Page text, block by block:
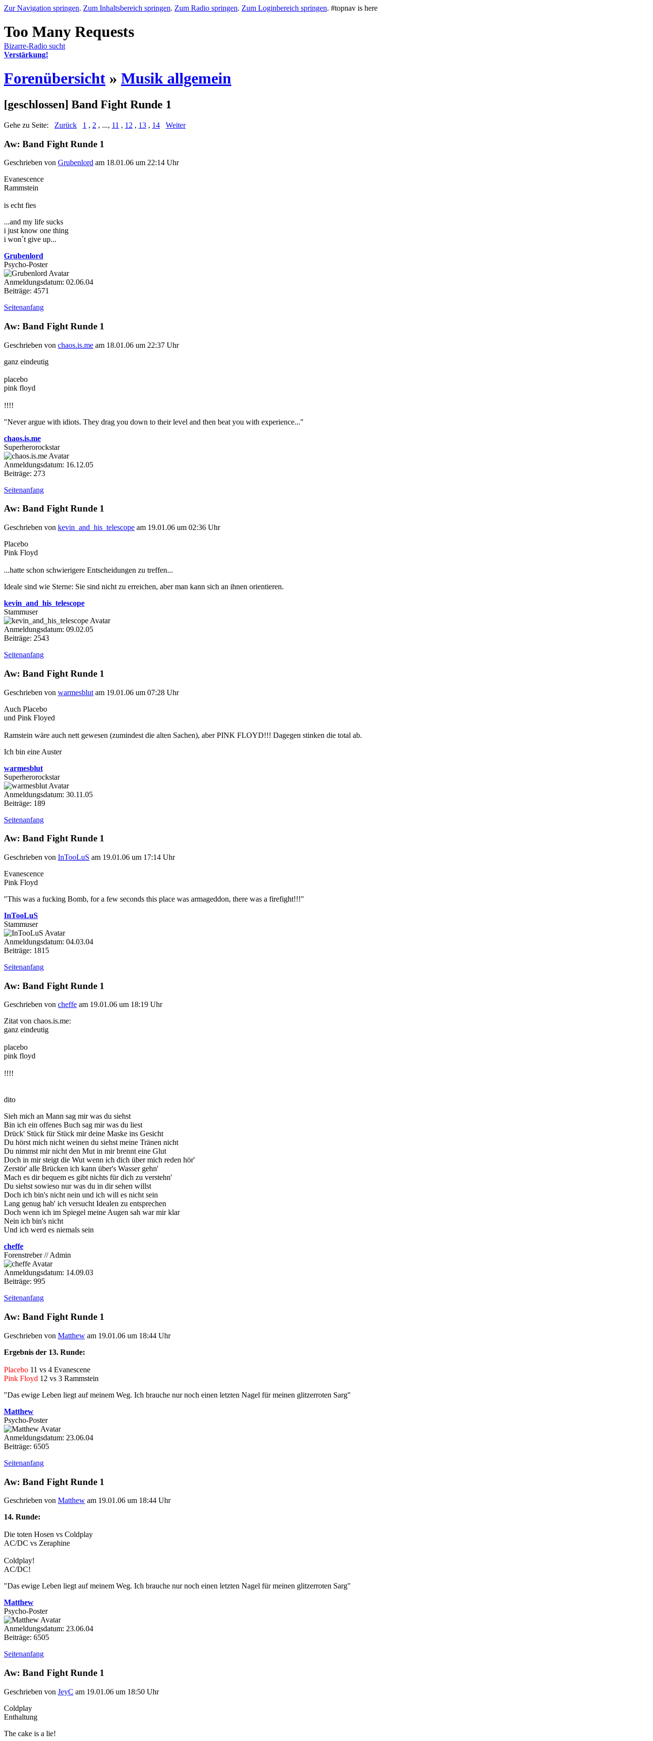
Zur Navigation springen. Zum Inhaltsbereich springen. Zum Radio springen. Zum Loginbereich springen. #topnav is here
Bizarre-Radio sucht
Verstärkung!
Forenübersicht » Musik allgemein
[geschlossen] Band Fight Runde 1
Gehe zu Seite: Zurück 1 , 2 , ..., 11 , 12 , 13 , 14 Weiter
Aw: Band Fight Runde 1
Geschrieben von Grubenlord am 18.01.06 um 22:14 Uhr
Evanescence
Rammstein
is echt fies
...and my life sucks
i just know one thing
i won´t give up...
Grubenlord
Psycho-Poster
Anmeldungsdatum: 02.06.04
Beiträge: 4571
Seitenanfang
Aw: Band Fight Runde 1
Geschrieben von chaos.is.me am 18.01.06 um 22:37 Uhr
ganz eindeutig
placebo
pink floyd
!!!!
"Never argue with idiots. They drag you down to their level and then beat you with experience..."
chaos.is.me
Superherorockstar
Anmeldungsdatum: 16.12.05
Beiträge: 273
Seitenanfang
Aw: Band Fight Runde 1
Geschrieben von kevin_and_his_telescope am 19.01.06 um 02:36 Uhr
Placebo
Pink Floyd
...hatte schon schwierigere Entscheidungen zu treffen...
Ideale sind wie Sterne: Sie sind nicht zu erreichen, aber man kann sich an ihnen orientieren.
kevin_and_his_telescope
Stammuser
Anmeldungsdatum: 09.02.05
Beiträge: 2543
Seitenanfang
Aw: Band Fight Runde 1
Geschrieben von warmesblut am 19.01.06 um 07:28 Uhr
Auch Placebo
und Pink Floyed
Ramstein wäre auch nett gewesen (zumindest die alten Sachen), aber PINK FLOYD!!! Dagegen stinken die total ab.
Ich bin eine Auster
warmesblut
Superherorockstar
Anmeldungsdatum: 30.11.05
Beiträge: 189
Seitenanfang
Aw: Band Fight Runde 1
Geschrieben von InTooLuS am 19.01.06 um 17:14 Uhr
Evanescence
Pink Floyd
"This was a fucking Bomb, for a few seconds this place was armageddon, there was a firefight!!!"
InTooLuS
Stammuser
Anmeldungsdatum: 04.03.04
Beiträge: 1815
Seitenanfang
Aw: Band Fight Runde 1
Geschrieben von cheffe am 19.01.06 um 18:19 Uhr
Zitat von chaos.is.me:
ganz eindeutig
placebo
pink floyd
!!!!
dito
Sieh mich an Mann sag mir was du siehst
Bin ich ein offenes Buch sag mir was du liest
Drück' Stück für Stück mir deine Maske ins Gesicht
Du hörst mich nicht weinen du siehst meine Tränen nicht
Du nimmst mir nicht den Mut in mir brennt eine Glut
Doch in mir steigt die Wut wenn ich dich über mich reden hör'
Zerstör' alle Brücken ich kann über's Wasser gehn'
Mach es dir bequem es gibt nichts für dich zu verstehn'
Du siehst sowieso nur was du in dir sehen willst
Doch ich bin's nicht nein und ich will es nicht sein
Lang genug hab' ich versucht Idealen zu entsprechen
Doch wenn ich im Spiegel meine Augen sah war mir klar
Nein ich bin's nicht
Und ich werd es niemals sein
cheffe
Forenstreber // Admin
Anmeldungsdatum: 14.09.03
Beiträge: 995
Seitenanfang
Aw: Band Fight Runde 1
Geschrieben von Matthew am 19.01.06 um 18:44 Uhr
Ergebnis der 13. Runde:
Placebo 11 vs 4 Evanescene
Pink Floyd 12 vs 3 Rammstein
"Das ewige Leben liegt auf meinem Weg. Ich brauche nur noch einen letzten Nagel für meinen glitzerroten Sarg"
Matthew
Psycho-Poster
Anmeldungsdatum: 23.06.04
Beiträge: 6505
Seitenanfang
Aw: Band Fight Runde 1
Geschrieben von Matthew am 19.01.06 um 18:44 Uhr
14. Runde:
Die toten Hosen vs Coldplay
AC/DC vs Zeraphine
Coldplay!
AC/DC!
"Das ewige Leben liegt auf meinem Weg. Ich brauche nur noch einen letzten Nagel für meinen glitzerroten Sarg"
Matthew
Psycho-Poster
Anmeldungsdatum: 23.06.04
Beiträge: 6505
Seitenanfang
Aw: Band Fight Runde 1
Geschrieben von JeyC am 19.01.06 um 18:50 Uhr
Coldplay
Enthaltung
The cake is a lie!